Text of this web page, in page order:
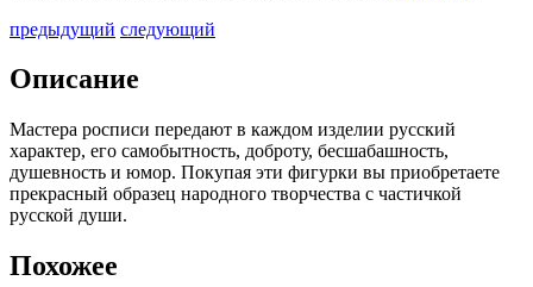
предыдущий следующий
Описание
Мастера росписи передают в каждом изделии русский
характер, его самобытность, доброту, бесшабашность,
душевность и юмор. Покупая эти фигурки вы приобретаете
прекрасный образец народного творчества с частичкой
русской души.
Похожее